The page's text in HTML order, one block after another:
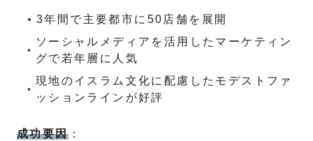
3年間で主要都市に50店舗を展開
ソーシャルメディアを活用したマーケティン
グで若年層に人気
現地のイスラム文化に配慮したモデストファ
ッションラインが好評
成功要因：